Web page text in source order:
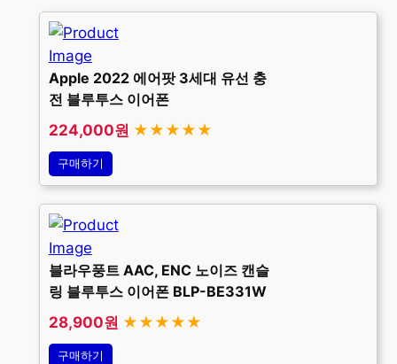
Apple 2022 에어팟 3세대 유선 충
전 블루투스 이어폰
224,000원 ★★★★★
구매하기
블라우풍트 AAC, ENC 노이즈 캔슬
링 블루투스 이어폰 BLP-BE331W
28,900원 ★★★★★
구매하기